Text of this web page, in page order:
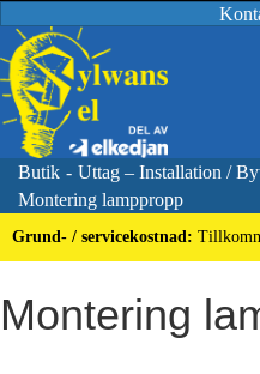
Butik - Uttag – Installation /
Montering lamppropp
Grund- / servicekostnad:
Montering